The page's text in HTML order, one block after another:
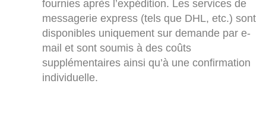
fournies après l’expédition. Les services de
messagerie express (tels que DHL, etc.) sont
disponibles uniquement sur demande par e-
mail et sont soumis à des coûts
supplémentaires ainsi qu’à une confirmation
individuelle.